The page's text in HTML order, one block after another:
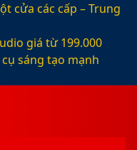
cửa các cấp – Trung
giá từ 199.000
sáng tạo mạnh